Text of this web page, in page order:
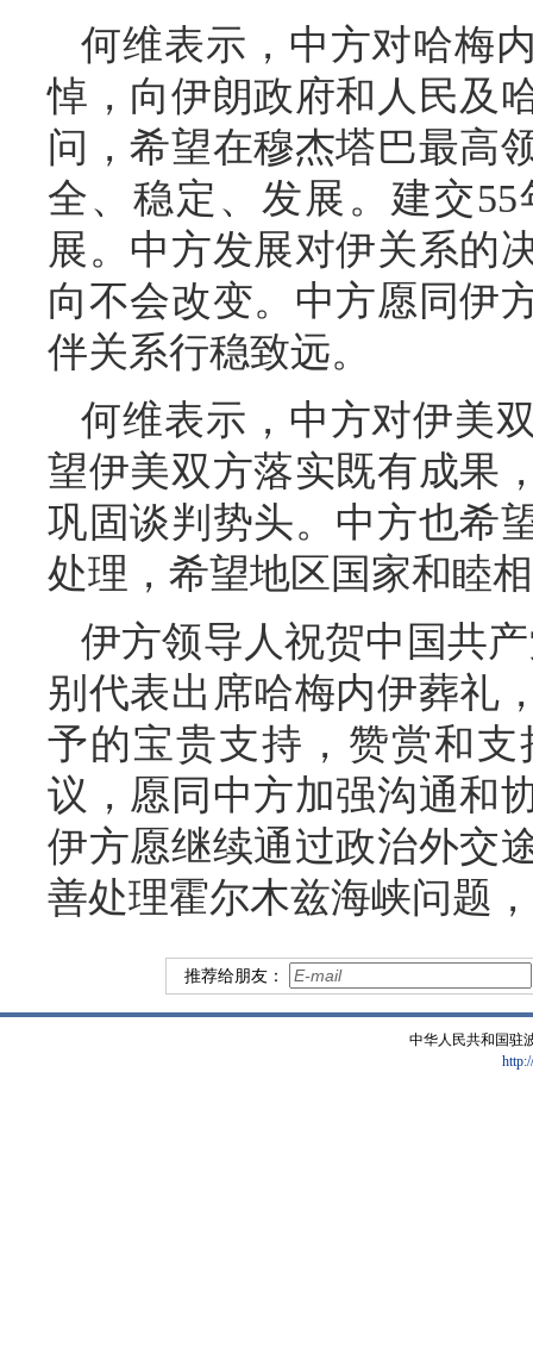
何维表示，中方对哈梅
悼，向伊朗政府和人民及
问，希望在穆杰塔巴最高
全、稳定、发展。建交
展。中方发展对伊关系的
向不会改变。中方愿同伊
伴关系行稳致远。
何维表示，中方对伊美
望伊美双方落实既有成果
巩固谈判势头。中方也希
处理，希望地区国家和睦
伊方领导人祝贺中国共
别代表出席哈梅内伊葬礼
予的宝贵支持，赞赏和
议，愿同中方加强沟通和
伊方愿继续通过政治外交
善处理霍尔木兹海峡问题
推荐给朋友：
中华人民共和国驻